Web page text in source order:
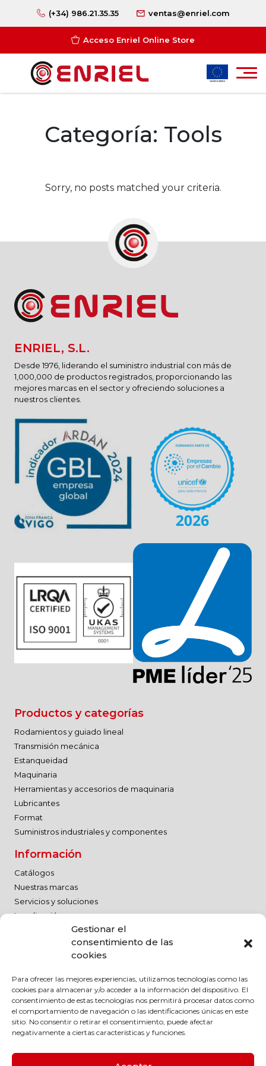
Gestionar el
consentimiento de las
cookies
Para ofrecer las mejores experiencias, utilizamos tecnologías como las
cookies para almacenar y/o acceder a la información del dispositivo. El
consentimiento de estas tecnologías nos permitirá procesar datos como
el comportamiento de navegación o las identificaciones únicas en este
sitio. No consentir o retirar el consentimiento, puede afectar
negativamente a ciertas características y funciones.
(+34) 986.21.35.35 ventas@enriel.com
Acceso Enriel Online Store
Categoría: Tools
Sorry, no posts matched your criteria.
ENRIEL, S.L.
Desde 1976, liderando el suministro industrial con más de
1,000,000 de productos registrados, proporcionando las
mejores marcas en el sector y ofreciendo soluciones a
nuestros clientes.
Productos y categorías
Rodamientos y guiado lineal
Transmisión mecánica
Estanqueidad
Maquinaria
Herramientas y accesorios de maquinaria
Lubricantes
Format
Suministros industriales y componentes
Información
Catálogos
Nuestras marcas
Servicios y soluciones
Localización
Trabaja con nosotros
Aviso legal
Política de privacidad
Política de cookies
Política RSC